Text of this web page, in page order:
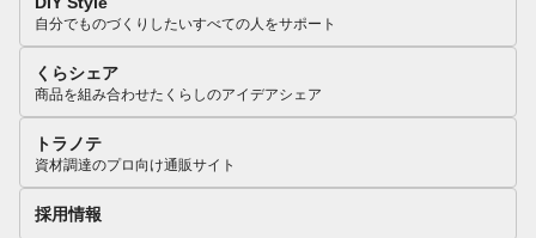
自分でものづくりしたいすべての人をサポート
くらシェア
商品を組み合わせたくらしのアイデアシェア
トラノテ
資材調達のプロ向け通販サイト
採用情報